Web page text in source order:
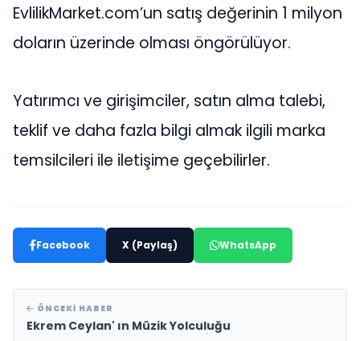
EvlilikMarket.com’un satış değerinin 1 milyon
doların üzerinde olması öngörülüyor.
Yatırımcı ve girişimciler, satın alma talebi,
teklif ve daha fazla bilgi almak ilgili marka
temsilcileri ile iletişime geçebilirler.
Facebook X (Paylaş) WhatsApp
ÖNCEKI HABER
Ekrem Ceylan' ın Müzik Yolculuğu